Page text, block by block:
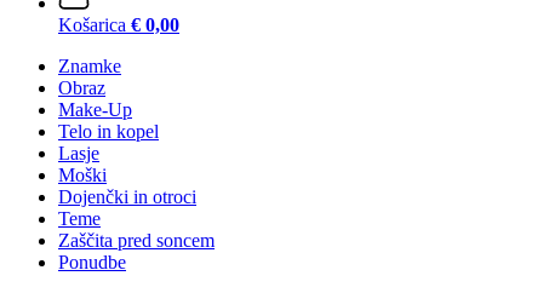
Košarica € 0,00
Znamke
Obraz
Make-Up
Telo in kopel
Lasje
Moški
Dojenčki in otroci
Teme
Zaščita pred soncem
Ponudbe